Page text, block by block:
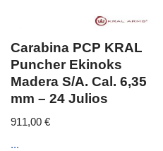
Carabina PCP KRAL
Puncher Ekinoks
Madera S/A. Cal. 6,35
mm – 24 Julios
911,00 €
...